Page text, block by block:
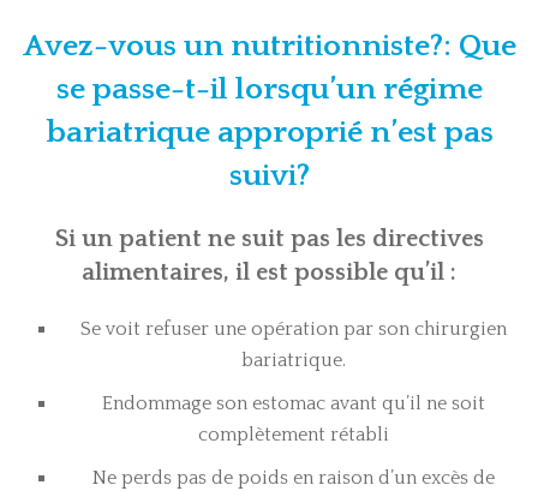
Avez-vous un nutritionniste?: Que
se passe-t-il lorsqu’un régime
bariatrique approprié n’est pas
suivi?
Si un patient ne suit pas les directives
alimentaires, il est possible qu’il :
Se voit refuser une opération par son chirurgien
bariatrique.
Endommage son estomac avant qu’il ne soit
complètement rétabli
Ne perds pas de poids en raison d’un excès de